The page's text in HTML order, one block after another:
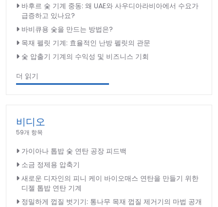
바후르 숯 기계 중동: 왜 UAE와 사우디아라비아에서 수요가
급증하고 있나요?
바비큐용 숯을 만드는 방법은?
목재 펠릿 기계: 효율적인 난방 펠릿의 관문
숯 압출기 기계의 수익성 및 비즈니스 기회
더 읽기
비디오
59개 항목
가이아나 톱밥 숯 연탄 공장 피드백
소금 정제용 압축기
새로운 디자인의 피니 케이 바이오매스 연탄을 만들기 위한
디젤 톱밥 연탄 기계
정밀하게 껍질 벗기기: 통나무 목재 껍질 제거기의 마법 공개